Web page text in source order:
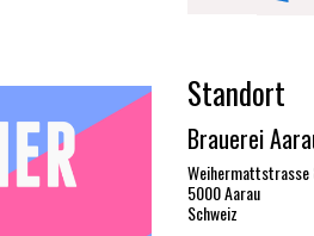
Standort
Brauerei
Weihermattstrasse
5000 Aarau
Schweiz